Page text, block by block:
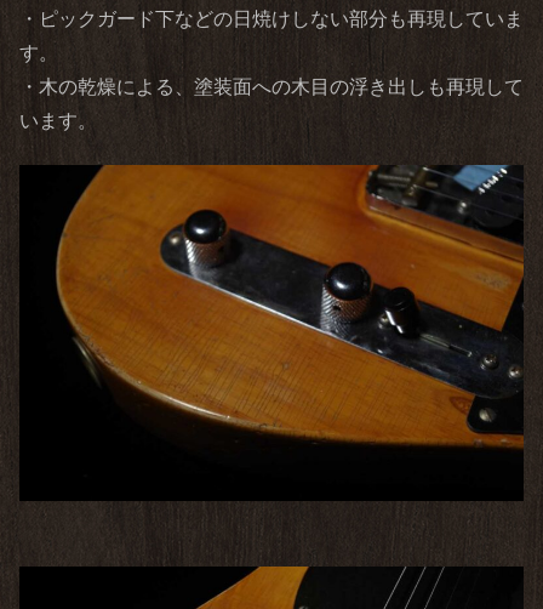
・ピックガード下などの日焼けしない部分も再現していま
す。
・木の乾燥による、塗装面への木目の浮き出しも再現して
います。